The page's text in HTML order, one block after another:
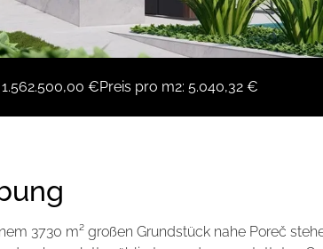
1.562.500,00 €Preis pro m2: 5.040,32 €
3730 m² großen Grundstück nahe Poreč